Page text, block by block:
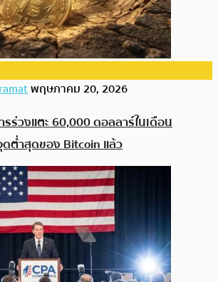
พฤษภาคม 20, 2026
ร่วงแตะ 60,000 ดอลลาร์ในเดือน
ต่ำสุดของ Bitcoin แล้ว